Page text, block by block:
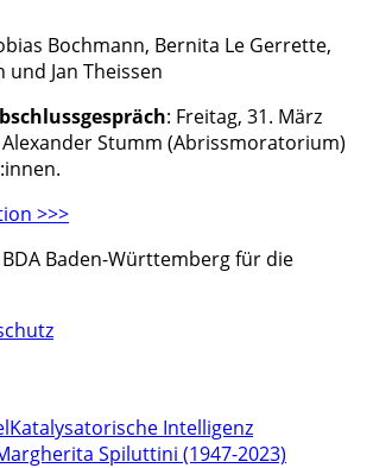
Bochmann, Bernita Le Gerrette,
und Jan Theissen
: Freitag, 31. März
Stumm (Abrissmoratorium)
>>>
Baden-Württemberg für die
Katalysatorische Intelligenz
Spiluttini (1947-2023)